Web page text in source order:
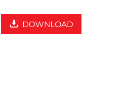
DOWNLOAD